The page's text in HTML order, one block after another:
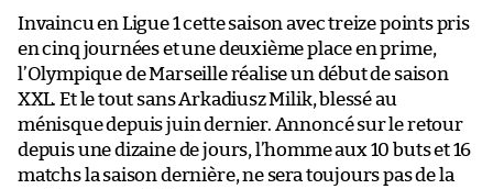
Invaincu en Ligue 1 cette saison avec treize points pris
en cinq journées et une deuxième place en prime,
l’Olympique de Marseille réalise un début de saison
XXL. Et le tout sans Arkadiusz Milik, blessé au
ménisque depuis juin dernier. Annoncé sur le retour
depuis une dizaine de jours, l’homme aux 10 buts et 16
matchs la saison dernière, ne sera toujours pas de la